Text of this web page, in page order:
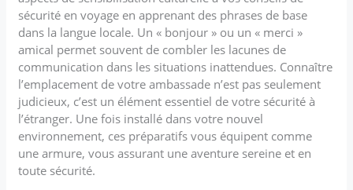
sécurité en voyage en apprenant des phrases de base
dans la langue locale. Un « bonjour » ou un « merci »
amical permet souvent de combler les lacunes de
communication dans les situations inattendues. Connaître
l’emplacement de votre ambassade n’est pas seulement
judicieux, c’est un élément essentiel de votre sécurité à
l’étranger. Une fois installé dans votre nouvel
environnement, ces préparatifs vous équipent comme
une armure, vous assurant une aventure sereine et en
toute sécurité.